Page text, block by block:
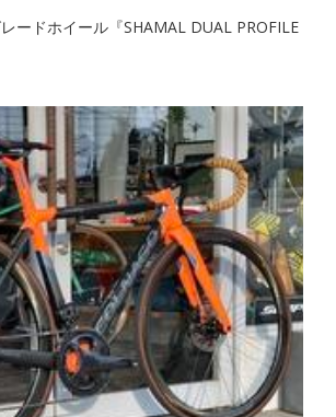
ードホイール『SHAMAL DUAL PROFILE